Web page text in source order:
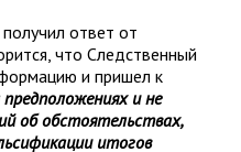
ответ от
что Следственный
и пришел к
предположениях и не
об обстоятельствах,
итогов